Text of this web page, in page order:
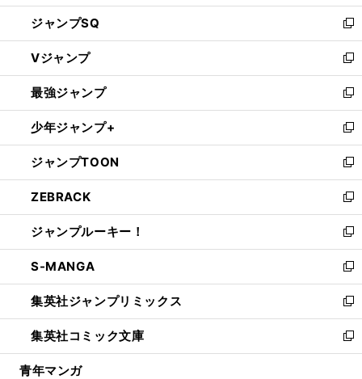
し
い
ウ
ィ
ン
ド
ウ
で
開
く
ジャンプSQ
新
し
い
ウ
ィ
ン
ド
ウ
で
開
く
Vジャンプ
新
し
い
ウ
ィ
ン
ド
ウ
で
開
く
最強ジャンプ
新
し
い
ウ
ィ
ン
ド
ウ
で
開
く
少年ジャンプ+
新
し
い
ウ
ィ
ン
ド
ウ
で
開
く
ジャンプTOON
新
し
い
ウ
ィ
ン
ド
ウ
で
開
く
ZEBRACK
新
し
い
ウ
ィ
ン
ド
ウ
で
開
ジャンプルーキー！
新
し
い
ウ
ィ
ン
ド
ウ
S-MANGA
新
し
い
ウ
ィ
ン
集英社ジャンプリミックス
新
し
い
ウ
集英社コミック文庫
新
し
青年マンガ